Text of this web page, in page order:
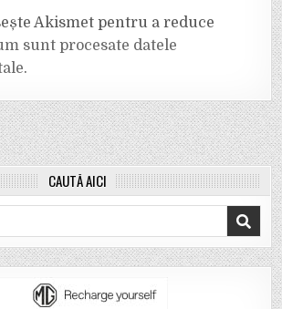
Akismet pentru a reduce
sunt procesate datele
.
CAUTĂ AICI